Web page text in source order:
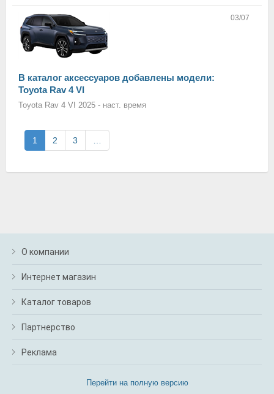
03/07
В каталог аксессуаров добавлены модели:
Toyota Rav 4 VI
Toyota Rav 4 VI 2025 - наст. время
1 2 3
О компании
Интернет магазин
Каталог товаров
Партнерство
Реклама
Перейти на полную версию